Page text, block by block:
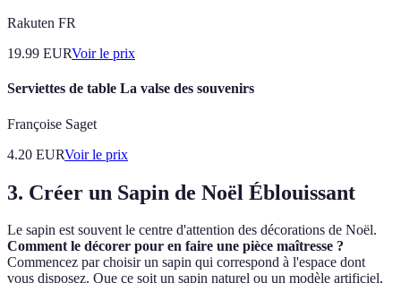
Rakuten FR
19.99 EURVoir le prix
Serviettes de table La valse des souvenirs
Françoise Saget
4.20 EURVoir le prix
3. Créer un Sapin de Noël Éblouissant
Le sapin est souvent le centre d'attention des décorations de Noël.
Comment le décorer pour en faire une pièce maîtresse ?
Commencez par choisir un sapin qui correspond à l'espace dont
vous disposez. Que ce soit un sapin naturel ou un modèle artificiel,